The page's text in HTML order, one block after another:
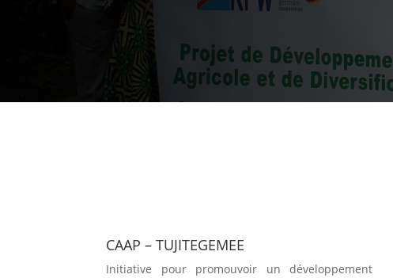
CAAP – TUJITEGEMEE
Initiative pour promouvoir un développement